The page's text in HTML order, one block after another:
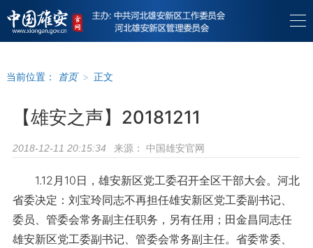
当前位置： 首页 > 正文
【雄安之声】20181211
2018-12-11 20:15:34 来源： 中国雄安官网
1.12月10日，雄安新区党工委召开全区干部大会。河北
省委决定：刘宝玲同志不再担任雄安新区党工委副书记、
委员、管委会常务副主任职务，另有任用；田金昌同志任
雄安新区党工委副书记、管委会常务副主任。省委常委、